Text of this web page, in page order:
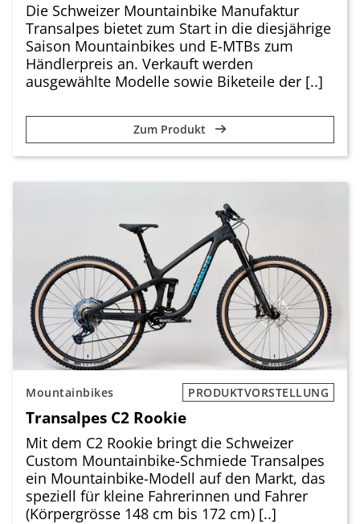
Die Schweizer Mountainbike Manufaktur
Transalpes bietet zum Start in die diesjährige
Saison Mountainbikes und E-MTBs zum
Händlerpreis an. Verkauft werden
ausgewählte Modelle sowie Biketeile der [..]
Zum Produkt
Mountainbikes PRODUKTVORSTELLUNG
Transalpes C2 Rookie
Mit dem C2 Rookie bringt die Schweizer
Custom Mountainbike-Schmiede Transalpes
ein Mountainbike-Modell auf den Markt, das
speziell für kleine Fahrerinnen und Fahrer
(Körpergrösse 148 cm bis 172 cm) [..]